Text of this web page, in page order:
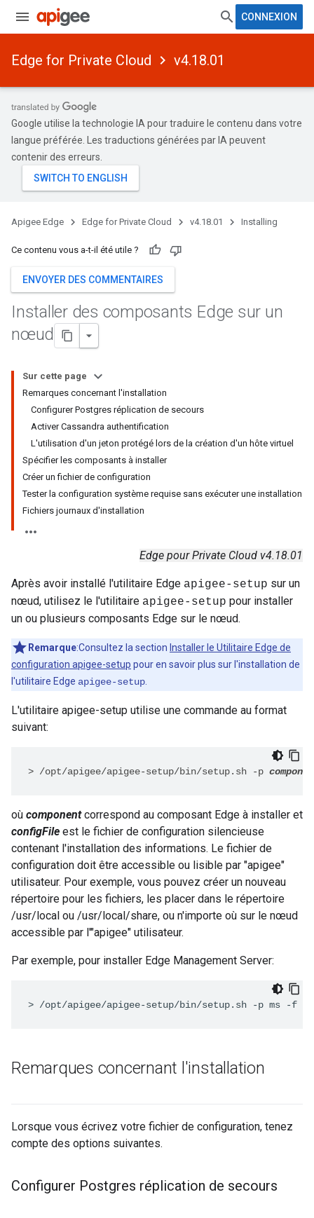
CONNEXION
Edge for Private Cloud v4.18.01
Google utilise la technologie IA pour traduire le contenu dans votre
langue préférée. Les traductions générées par IA peuvent
contenir des erreurs.
Apigee Edge Edge for Private Cloud v4.18.01 Installing
Ce contenu vous a-t-il été utile ?
ENVOYER DES COMMENTAIRES
Installer des composants Edge sur un
nœud
Sur cette page
Remarques concernant l'installation
Configurer Postgres réplication de secours
Activer Cassandra authentification
L'utilisation d'un jeton protégé lors de la création d'un hôte virtuel
Spécifier les composants à installer
Créer un fichier de configuration
Tester la configuration système requise sans exécuter une installation
Fichiers journaux d'installation
Edge pour Private Cloud v4.18.01
Après avoir installé l'utilitaire Edge apigee-setup sur un
nœud, utilisez le l'utilitaire apigee-setup pour installer
un ou plusieurs composants Edge sur le nœud.
Remarque:Consultez la section Installer le Utilitaire Edge de
configuration apigee-setup pour en savoir plus sur l'installation de
l'utilitaire Edge apigee-setup
L'utilitaire apigee-setup utilise une commande au format
suivant:
> /opt/apigee/apigee-setup/bin/setup.sh -p
où componentcorrespond au composant Edge à installer et
configFile est le fichier de configuration silencieuse
contenant l'installation des informations. Le fichier de
configuration doit être accessible ou lisible par "apigee"
utilisateur. Pour exemple, vous pouvez créer un nouveau
répertoire pour les fichiers, les placer dans le répertoire
/usr/local ou /usr/local/share, ou n'importe où sur le nœud
accessible par l'"apigee" utilisateur.
Par exemple, pour installer Edge Management Server:
> /opt/apigee/apigee-setup/bin/setup.sh -p ms -f /
Remarques concernant l'installation
Lorsque vous écrivez votre fichier de configuration, tenez
compte des options suivantes.
Configurer Postgres réplication de secours